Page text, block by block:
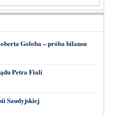
Goloba – próba bilansu
Petra Fiali
Saudyjskiej